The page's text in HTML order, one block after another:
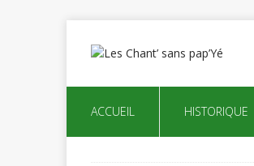
ACCUEIL HISTORIQUE